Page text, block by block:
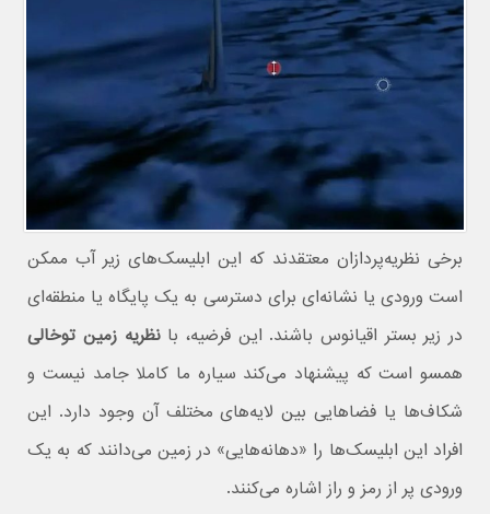
برخی نظریه‌پردازان معتقدند که این ابلیسک‌های زیر آب ممکن
است ورودی یا نشانه‌ای برای دسترسی به یک پایگاه یا منطقه‌ای
در زیر بستر اقیانوس باشند. این فرضیه، بانظریه زمین توخالی
همسو است که پیشنهاد می‌کند سیاره ما کاملا جامد نیست و
شکاف‌ها یا فضاهایی بین لایه‌های مختلف آن وجود دارد. این
افراد این ابلیسک‌ها را «دهانه‌هایی» در زمین می‌دانند که به یک
ورودی پر از رمز و راز اشاره می‌کنند.